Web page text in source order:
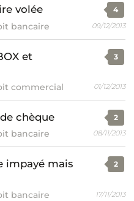
volée
bancaire
4
09/12/2013
et
commercial
3
01/12/2013
chèque
bancaire
2
08/11/2013
impayé mais
bancaire
2
17/11/2013